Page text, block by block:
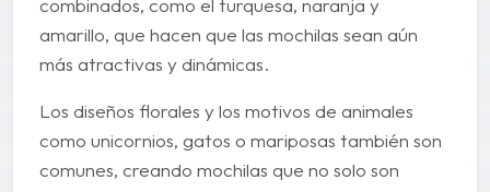
combinados, como el turquesa, naranja y
amarillo, que hacen que las mochilas sean aún
más atractivas y dinámicas.
Los diseños florales y los motivos de animales
como unicornios, gatos o mariposas también son
comunes, creando mochilas que no solo son